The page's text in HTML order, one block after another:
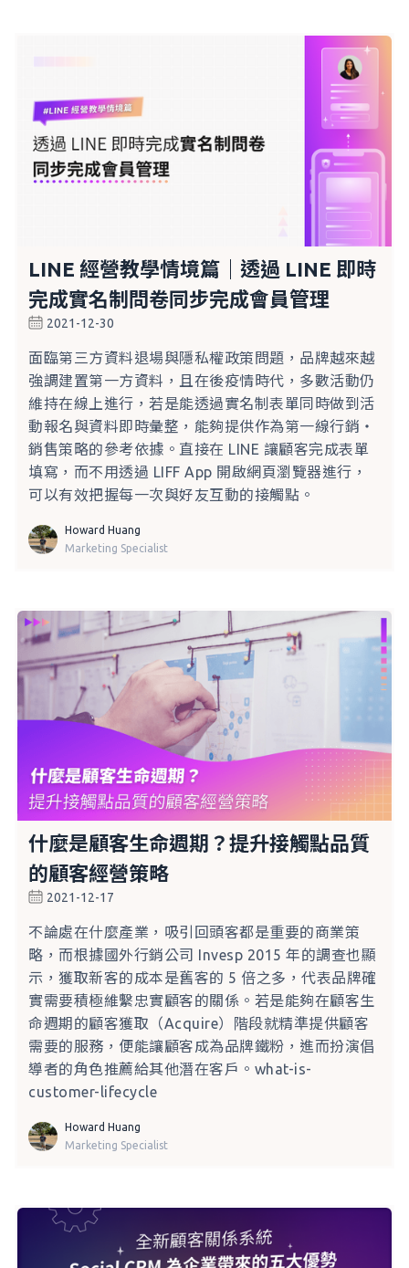
LINE 經營教學情境篇｜透過 LINE 即時
完成實名制問卷同步完成會員管理
2021-12-30
面臨第三方資料退場與隱私權政策問題，品牌越來越
強調建置第一方資料，且在後疫情時代，多數活動仍
維持在線上進行，若是能透過實名制表單同時做到活
動報名與資料即時彙整，能夠提供作為第一線行銷・
銷售策略的參考依據。直接在 LINE 讓顧客完成表單
填寫，而不用透過 LIFF App 開啟網頁瀏覽器進行，
可以有效把握每一次與好友互動的接觸點。
Howard Huang
Marketing Specialist
什麼是顧客生命週期？提升接觸點品質
的顧客經營策略
2021-12-17
不論處在什麼產業，吸引回頭客都是重要的商業策
略，而根據國外行銷公司 Invesp 2015 年的調查也顯
示，獲取新客的成本是舊客的 5 倍之多，代表品牌確
實需要積極維繫忠實顧客的關係。若是能夠在顧客生
命週期的顧客獲取（Acquire）階段就精準提供顧客
需要的服務，便能讓顧客成為品牌鐵粉，進而扮演倡
導者的角色推薦給其他潛在客戶。what-is-
customer-lifecycle
Howard Huang
Marketing Specialist